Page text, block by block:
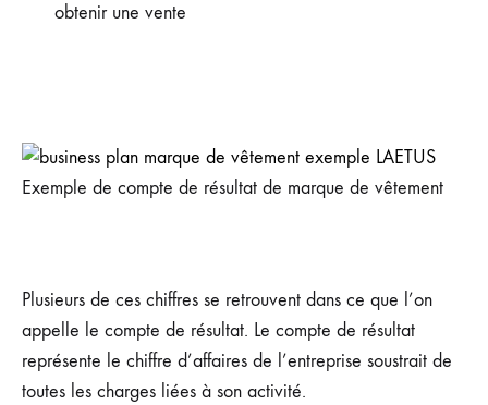
obtenir une vente
Exemple de compte de résultat de marque de vêtement
Plusieurs de ces chiffres se retrouvent dans ce que l’on
appelle le compte de résultat. Le compte de résultat
représente le chiffre d’affaires de l’entreprise soustrait de
toutes les charges liées à son activité.